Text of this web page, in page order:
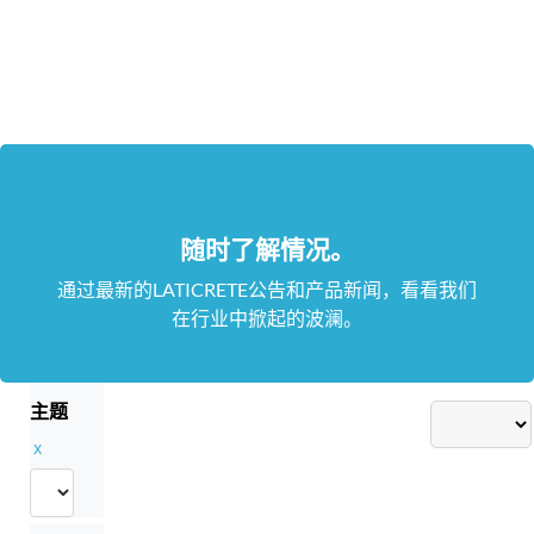
随时了解情况。
通过最新的LATICRETE公告和产品新闻，看看我们
在行业中掀起的波澜。
主题
x